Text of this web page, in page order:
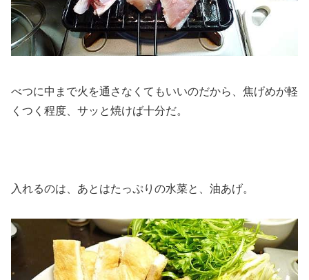
べつに中まで火を通さなくてもいいのだから、焦げめが軽
くつく程度、サッと焼けば十分だ。
入れるのは、あとはたっぷりの水菜と、油あげ。